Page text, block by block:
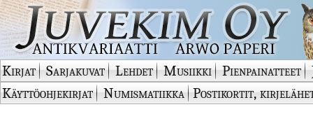
Kirjat Sarjakuvat Lehdet Musiikki Pienpainatteet
Käyttöohjekirjat
Numismatiikka Postikortit,